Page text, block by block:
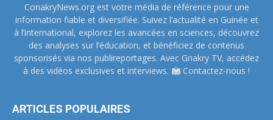
ConakryNews.org est votre média de référence pour une
information fiable et diversifiée. Suivez l’actualité en Guinée et
à l’international, explorez les avancées en sciences, découvrez
des analyses sur l’éducation, et bénéficiez de contenus
sponsorisés via nos publireportages. Avec Gnakry TV, accédez
à des vidéos exclusives et interviews.
Contactez-nous !
ARTICLES POPULAIRES